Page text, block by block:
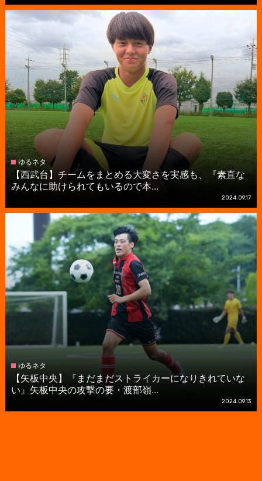
ゆるネタ
【西武台】チームをまとめる大変さを実感も、『素直な
みんなに助けられてもいるので本...
2024.09.17
ゆるネタ
【矢板中央】『まだまだストライカーになりきれていな
い』矢板中央の攻撃の要・渡部嶺...
2024.09.13